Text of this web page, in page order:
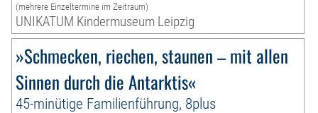
(mehrere Einzeltermine im Zeitraum)
UNIKATUM Kindermuseum Leipzig
»Schmecken, riechen, staunen – mit allen
Sinnen durch die Antarktis«
45-minütige Familienführung, 8plus